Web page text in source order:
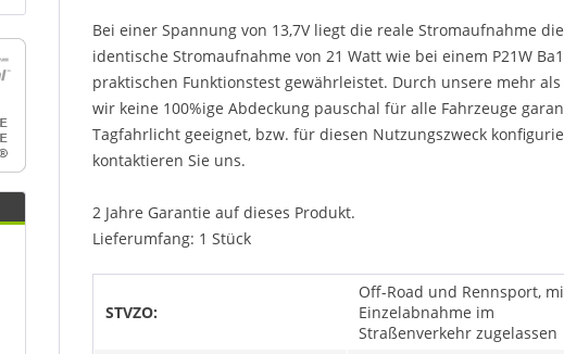
Bei einer Spannung von 13,7V liegt die reale Stromaufnahme
identische Stromaufnahme von 21 Watt wie bei einem P21W
praktischen Funktionstest gewährleistet. Durch unsere mehr
wir keine 100%ige Abdeckung pauschal für alle Fahrzeuge
Tagfahrlicht geeignet, bzw. für diesen Nutzungszweck
kontaktieren Sie uns.
2 Jahre Garantie auf dieses Produkt.
Lieferumfang: 1 Stück
STVZO:
Off-Road und Rennsport,
Einzelabnahme im
Straßenverkehr zugelassen